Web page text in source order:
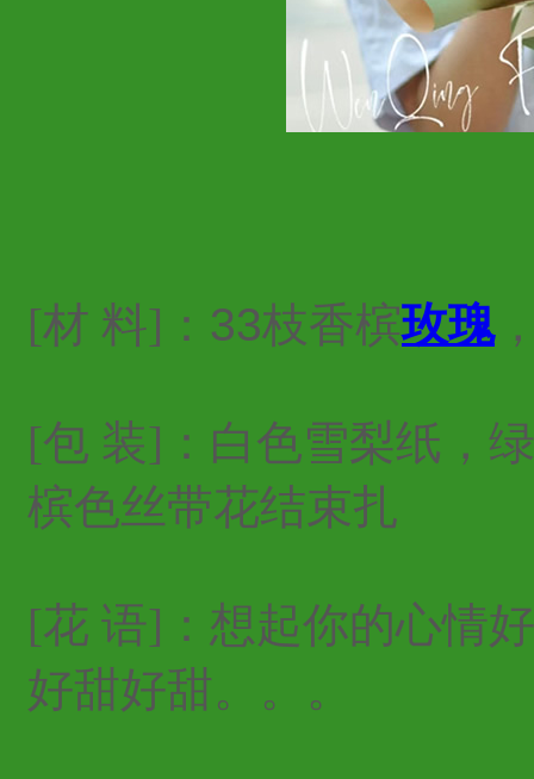
[材 料]： 33枝香槟玫瑰
[包 装]：白色雪梨纸，
槟色丝带花结束扎
[花 语]：想起你的心情
好甜好甜。。。